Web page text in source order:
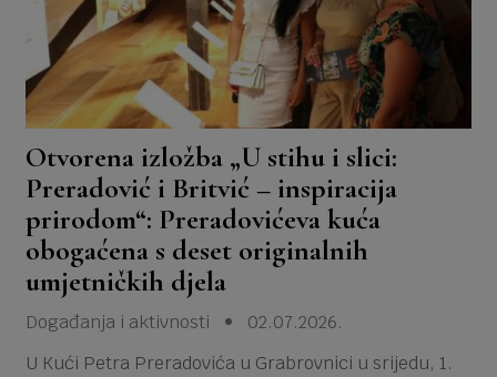
Otvorena izložba „U stihu i slici:
Preradović i Britvić – inspiracija
prirodom“: Preradovićeva kuća
obogaćena s deset originalnih
umjetničkih djela
Događanja i aktivnosti • 02.07.2026.
U Kući Petra Preradovića u Grabrovnici u srijedu, 1.